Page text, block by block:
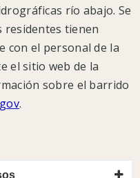
río abajo. Se
residentes tienen
con el personal de la
el sitio web de la
sobre el barrido
.